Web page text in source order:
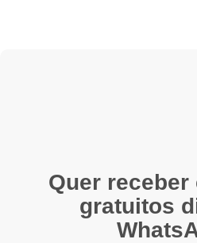
Quer
gratuitos